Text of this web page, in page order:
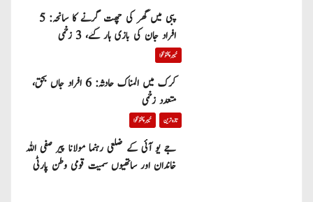
پبی میں گھر کی چھت گرنے کا سانحہ: 5
افراد جان کی بازی ہار گئے، 3 زخمی
خیبر پختونخوا
کرک میں المناک حادثہ: 6 افراد جاں بحق،
متعدد زخمی
تازہ ترین خیبر پختونخوا
جے یو آئی کے ضلعی رہنما مولانا پیر صفی اللہ
خاندان اور ساتھیوں سمیت قومی وطن پارٹی